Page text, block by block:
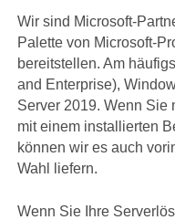
Wir sind Microsoft-
Palette von Microsoft-
bereitstellen. Am
and Enterprise),
Server 2019. Wenn Sie
mit einem installierten
können wir es auch
Wahl liefern.
Wenn Sie Ihre